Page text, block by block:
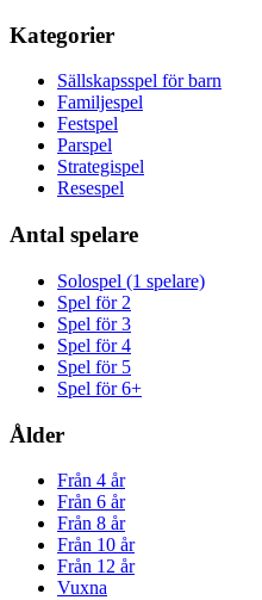
Kategorier
Sällskapsspel för barn
Familjespel
Festspel
Parspel
Strategispel
Resespel
Antal spelare
Solospel (1 spelare)
Spel för 2
Spel för 3
Spel för 4
Spel för 5
Spel för 6+
Ålder
Från 4 år
Från 6 år
Från 8 år
Från 10 år
Från 12 år
Vuxna